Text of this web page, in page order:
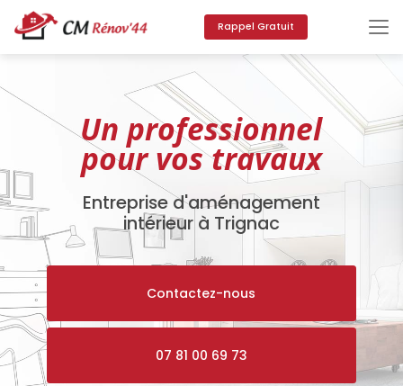
au
contenu
principal
Rappel Gratuit
Un professionnel
pour vos travaux
Entreprise d'aménagement
intérieur à Trignac
Contactez-nous
07 81 00 69 73